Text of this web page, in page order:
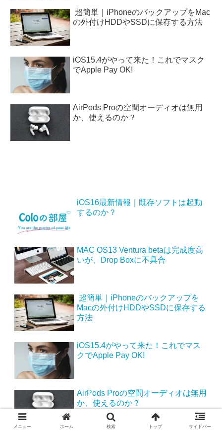
超簡単｜iPhoneのバックアップをMac
の外付けHDDやSSDに保存する方法
iOS15.4がやって来た！これでマスク
でApple Pay OK!
AirPods Proの空間オーディオは無用
か、使えるのか？
iOS16最新情報｜既存ソフトは起動
するのか？
MAC OS13 Ventura betaは完成度高
いが、Drop Boxに不具合
超簡単｜iPhoneのバックアップを
Macの外付けHDDやSSDに保存する
方法
iOS15.4がやって来た！これでマス
クでApple Pay OK!
AirPods Proの空間オーディオは無用
か、使えるのか？
メニュー ホーム 検索 トップ サイドバー